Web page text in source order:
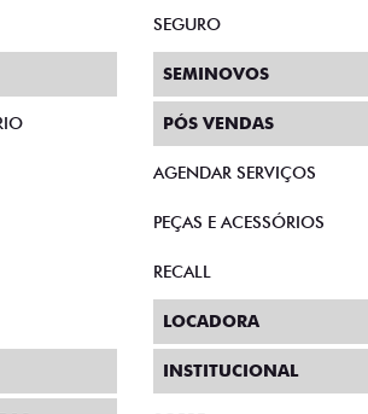
SEGURO
SEMINOVOS
PÓS VENDAS
AGENDAR SERVIÇOS
PEÇAS E ACESSÓRIOS
RECALL
LOCADORA
INSTITUCIONAL